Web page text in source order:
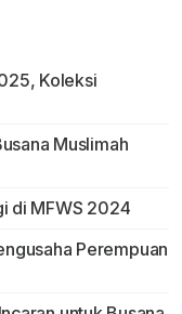
Koleksi
Muslimah
di MFWS 2024
Perempuan